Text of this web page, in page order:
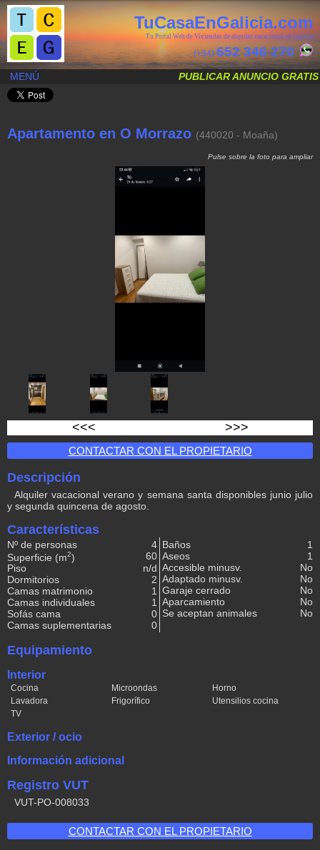
TuCasaEnGalicia.com
Tu Portal Web de Viviendas de alquiler vacacional en Galicia
(+34)652 346 270
MENÚ PUBLICAR ANUNCIO GRATIS
Apartamento en O Morrazo (440020 - Moaña)
Pulse sobre la foto para ampliar
<<< >>>
CONTACTAR CON EL PROPIETARIO
Descripción
Alquiler vacacional verano y semana santa disponibles junio julio
y segunda quincena de agosto.
Características
Nº de personas
4
Superficie (m2)
60
Piso
n/d
Dormitorios
2
Camas matrimonio
1
Camas individuales
1
Sofás cama
0
Camas suplementarias
0
Baños
1
Aseos
1
Accesible minusv.
No
Adaptado minusv.
No
Garaje cerrado
No
Aparcamiento
No
Se aceptan animales
No
Equipamiento
Interior
Cocina Microondas
Horno
Lavadora
Frigorífico
Utensilios cocina
TV
Exterior / ocio
Información adicional
Registro VUT
VUT-PO-008033
CONTACTAR CON EL PROPIETARIO